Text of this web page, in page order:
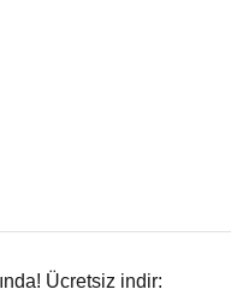
Ücretsiz indir: